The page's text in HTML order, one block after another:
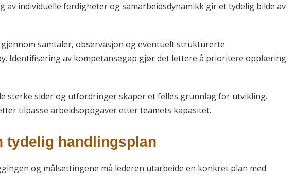
av individuelle ferdigheter og samarbeidsdynamikk gir et tydelig bilde av
samtaler, observasjon og eventuelt strukturerte
Identifisering av kompetansegap gjør det lettere å prioritere opplæring
sterke sider og utfordringer skaper et felles grunnlag for utvikling.
tilpasse arbeidsoppgaver etter teamets kapasitet.
tydelig handlingsplan
og målsettingene må lederen utarbeide en konkret plan med